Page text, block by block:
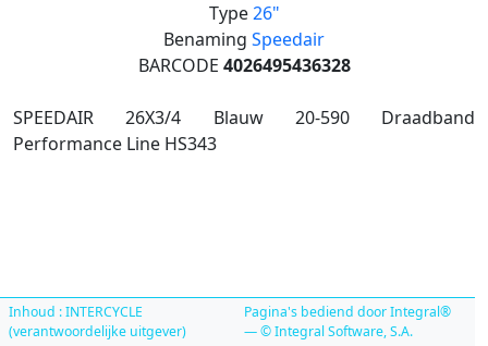
Type26"
Benaming Speedair
BARCODE 4026495436328
SPEEDAIR 26X3/4 Blauw 20-590 Draadband
Performance Line HS343
Inhoud : INTERCYCLE
(verantwoordelijke uitgever)
Pagina's bediend door Integral®
— © Integral Software, S.A.